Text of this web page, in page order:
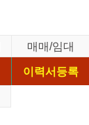
매매/임대
이력서등록